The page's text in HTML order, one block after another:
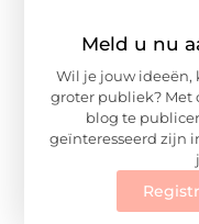
Meld u nu
Wil je jouw ideeën,
groter publiek? Met
blog te
geïnteresseerd zijn